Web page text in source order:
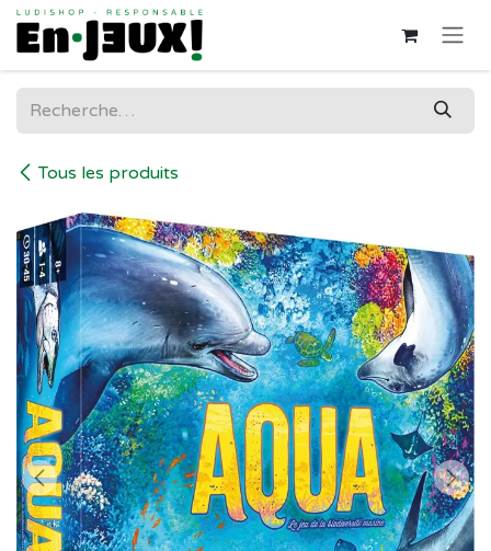
Se rendre au contenu
Tous les produits